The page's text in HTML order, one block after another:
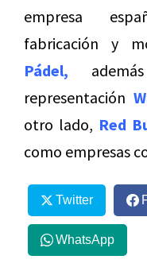
empresa
fabricación y
Pádel,
representación
otro lado, Red
como empresas
Twitter
WhatsApp